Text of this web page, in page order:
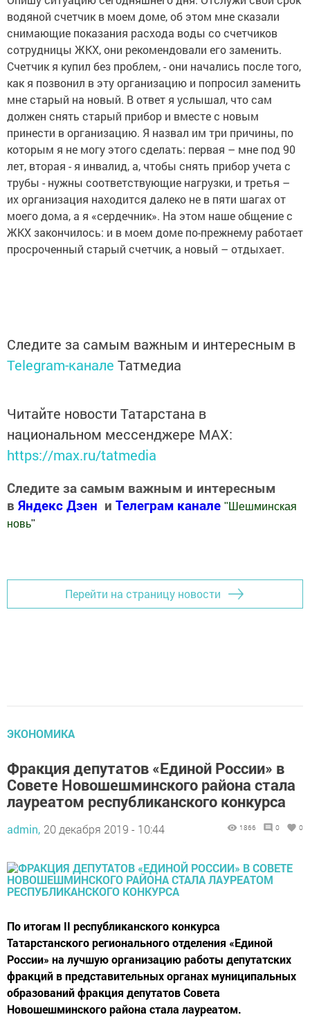
водяной счетчик в моем доме, об этом мне сказали
снимающие показания расхода воды со счетчиков
сотрудницы ЖКХ, они рекомендовали его заменить.
Счетчик я купил без проблем, - они начались после того,
как я позвонил в эту организацию и попросил заменить
мне старый на новый. В ответ я услышал, что сам
должен снять старый прибор и вместе с новым
принести в организацию. Я назвал им три причины, по
которым я не могу этого сделать: первая – мне под 90
лет, вторая - я инвалид, а, чтобы снять прибор учета с
трубы - нужны соответствующие нагрузки, и третья –
их организация находится далеко не в пяти шагах от
моего дома, а я «сердечник». На этом наше общение с
ЖКХ закончилось: и в моем доме по-прежнему работает
просроченный старый счетчик, а новый – отдыхает.
Следите за самым важным и интересным в
Telegram-канале Татмедиа
Читайте новости Татарстана в
национальном мессенджере MАХ:
https://max.ru/tatmedia
Следите за самым важным и интересным
в Яндекс Дзен и Телеграм канале " Шешминская
новь"
Перейти на страницу новости
ЭКОНОМИКА
Фракция депутатов «Единой России» в
Совете Новошешминского района стала
лауреатом республиканского конкурса
admin, 20 декабря 2019 - 10:44 1866 0 0
По итогам II республиканского конкурса
Татарстанского регионального отделения «Единой
России» на лучшую организацию работы депутатских
фракций в представительных органах муниципальных
образований фракция депутатов Совета
Новошешминского района стала лауреатом.